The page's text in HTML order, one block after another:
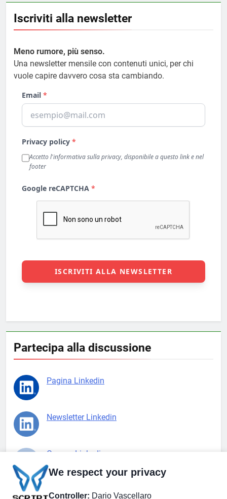
Iscriviti alla newsletter
Meno rumore, più senso.
Una newsletter mensile con contenuti unici, per chi
vuole capire davvero cosa sta cambiando.
Partecipa alla discussione
Pagina Linkedin
Newsletter Linkedin
Gruppo Linkedin
Pagina Facebook
We respect your privacy
Controller: Dario Vascellaro